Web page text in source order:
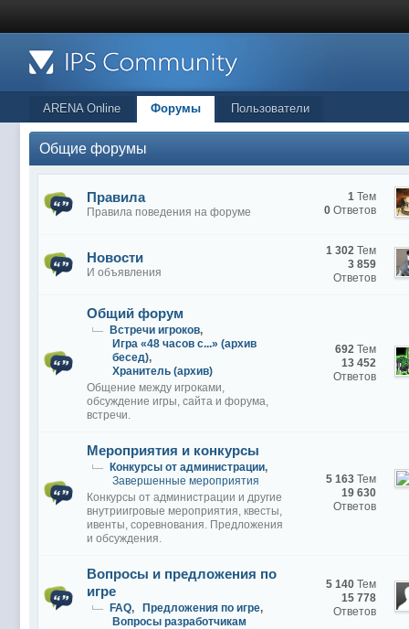
ARENA Online Форумы Пользователи
Общие форумы
Правила
Правила поведения на форуме
1 Тем
0 Ответов
Новости
И объявления
1 302 Тем
3 859
Ответов
Общий форум
Встречи игроков,
Игра «48 часов с...» (архив
бесед),
Хранитель (архив)
Общение между игроками,
обсуждение игры, сайта и форума,
встречи.
692 Тем
13 452
Ответов
Мероприятия и конкурсы
Конкурсы от администрации,
Завершенные мероприятия
Конкурсы от администрации и другие
внутриигровые мероприятия, квесты,
ивенты, соревнования. Предложения
и обсуждения.
5 163 Тем
19 630
Ответов
Вопросы и предложения по
игре
FAQ, Предложения по игре,
Вопросы разработчикам
5 140 Тем
15 778
Ответов